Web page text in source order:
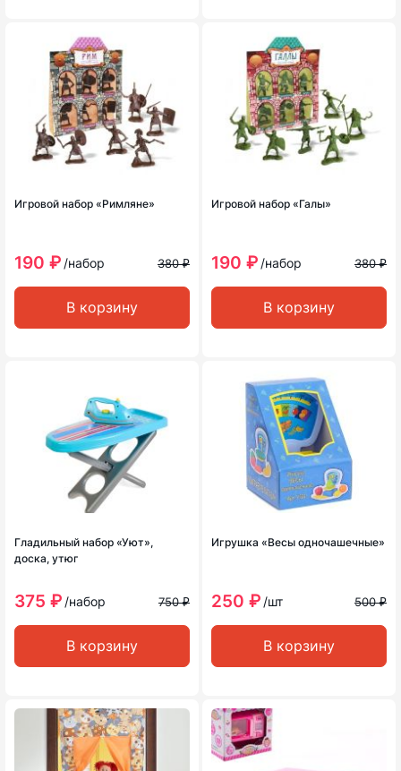
Игровой набор «Римляне»
190 ₽ /набор 380 ₽
В корзину
Игровой набор «Галы»
190 ₽ /набор 380 ₽
В корзину
Гладильный набор «Уют»,
доска, утюг
375 ₽ /набор 750 ₽
В корзину
Игрушка «Весы одночашечные»
250 ₽ /шт 500 ₽
В корзину